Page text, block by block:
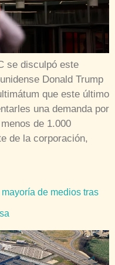
se disculpó este
Donald Trump
que este último
una demanda por
de 1.000
de la corporación,
de medios tras